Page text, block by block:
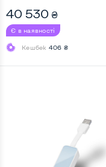
40 530 ₴
Є в наявності
Кешбек 406 ₴